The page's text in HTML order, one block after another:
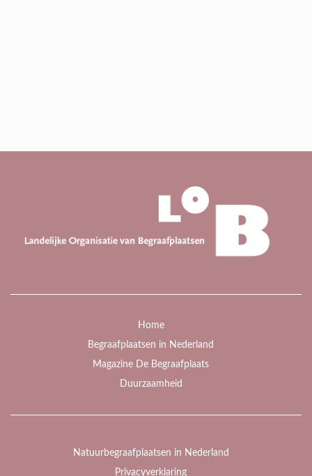
Home
Begraafplaatsen in Nederland
Magazine De Begraafplaats
Duurzaamheid
Natuurbegraafplaatsen in Nederland
Privacyverklaring